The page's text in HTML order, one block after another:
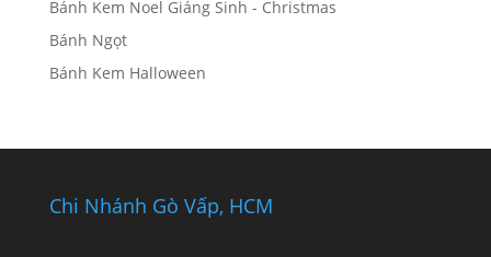
Bánh Kem Noel Giáng Sinh - Christmas
Bánh Ngọt
Bánh Kem Halloween
Chi Nhánh Gò Vấp, HCM